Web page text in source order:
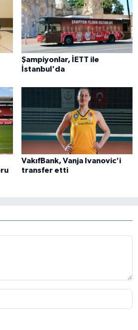
Şampiyonlar, İETT ile
İstanbul'da
VakıfBank, Vanja Ivanovic'i
transfer etti